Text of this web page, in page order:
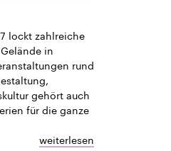
lockt zahlreiche
in
rund
gehört auch
für die ganze
weiterlesen